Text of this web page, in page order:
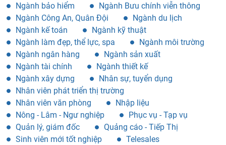
Ngành bảo hiểm
Ngành Bưu chính viễn thông
Ngành Công An, Quân Đội
Ngành du lịch
Ngành kế toán
Ngành kỹ thuật
Ngành làm đẹp, thể lực, spa
Ngành môi trường
Ngành ngân hàng
Ngành sản xuất
Ngành tài chính
Ngành thiết kế
Ngành xây dựng
Nhân sự, tuyển dụng
Nhân viên phát triển thị trường
Nhân viên văn phòng
Nhập liệu
Nông - Lâm - Ngư nghiệp
Phục vụ - Tạp vụ
Quản lý, giám đốc
Quảng cáo - Tiếp Thị
Sinh viên mới tốt nghiệp
Telesales